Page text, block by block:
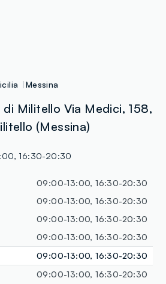
Messina
di Militello Via Medici, 158,
(Messina)
16:30-20:30
09:00-13:00, 16:30-20:30
09:00-13:00, 16:30-20:30
09:00-13:00, 16:30-20:30
09:00-13:00, 16:30-20:30
09:00-13:00, 16:30-20:30
09:00-13:00, 16:30-20:30